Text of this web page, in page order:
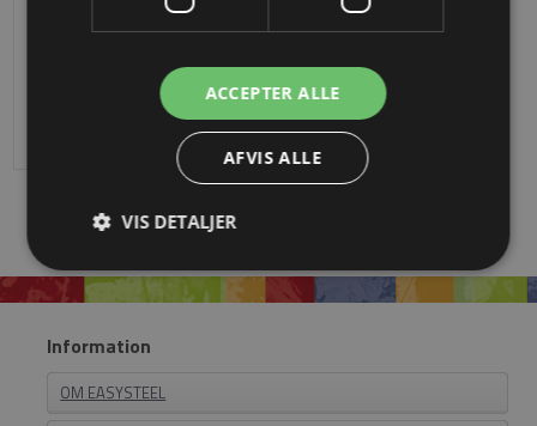
DKK 114,49
Information
OM EASYSTEEL
ACCEPTER ALLE
AFVIS ALLE
VIS DETALJER